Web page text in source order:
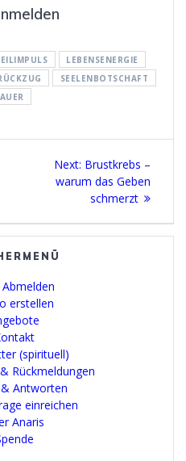
LEBENSENERGIE
SEELENBOTSCHAFT
Next: Next
post:
Brustkrebs –
warum das Geben
schmerzt
erstellen
(spirituell)
Rückmeldungen
Antworten
einreichen
Anaris